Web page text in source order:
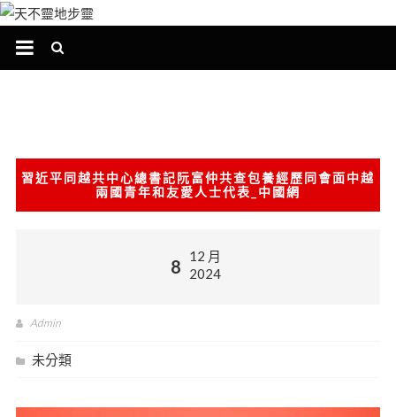
跳
習近平同越共中心總書記阮富仲共查包養經歷同會面中越
兩國青年和友愛人士代表_中國網
8
12 月
2024
Admin
未分類